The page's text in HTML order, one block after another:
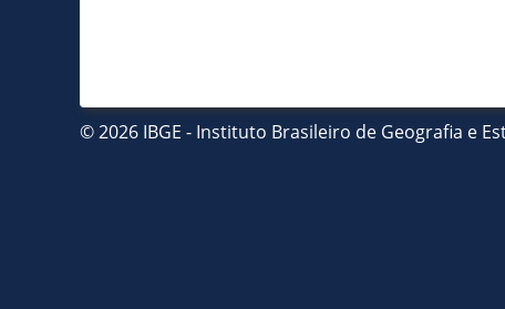
© 2026 IBGE - Instituto Brasileiro de Geografia e